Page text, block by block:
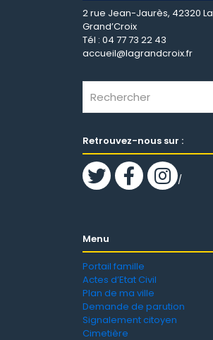
2 rue Jean-Jaurès, 42320 La
Grand’Croix
Tél : 04 77 73 22 43
accueil@lagrandcroix.fr
Retrouvez-nous sur :
/
Menu
Portail famille
Actes d’Etat Civil
Plan de ma ville
Demande de parution
Signalement citoyen
Cimetière